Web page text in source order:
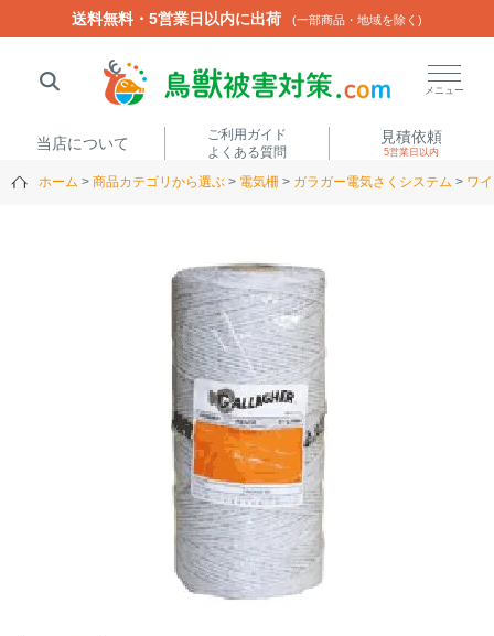
送料無料・5営業日以内に出荷 (一部商品・地域を除く)
メニュー
当店について
ご利用ガイド
よくある質問
見積依頼
5営業日以内
ホーム 商品カテゴリから選ぶ 電気柵 ガラガー電気さくシステム ワ
送料無料・5営業日以内に出荷 (一部商品・地域を除く)
閉じる
TREL4G-Rアニマルネット2300
商品カテゴリから選ぶ
トレイルカメラ（セン
屋外防犯・監視カメ
箱わな
クビシン・ネズミ等）
防獣・防鳥ネット
くくり罠